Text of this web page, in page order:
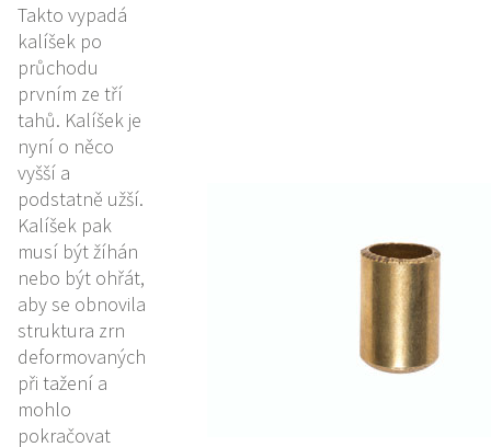
Takto vypadá
kalíšek po
průchodu
prvním ze tří
tahů. Kalíšek je
nyní o něco
vyšší a
podstatně užší.
Kalíšek pak
musí být žíhán
nebo být ohřát,
aby se obnovila
struktura zrn
deformovaných
při tažení a
mohlo
pokračovat